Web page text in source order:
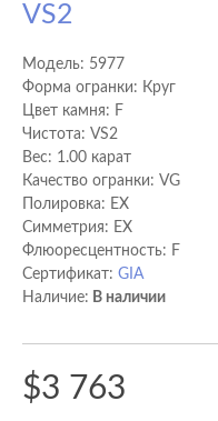
VS2
Модель: 5977
Форма огранки: Круг
Цвет камня: F
Чистота: VS2
Вес: 1.00 карат
Качество огранки: VG
Полировка: EX
Cимметрия: EX
Флюоресцентность: F
Сертификат: GIA
Наличие: В наличии
$3 763